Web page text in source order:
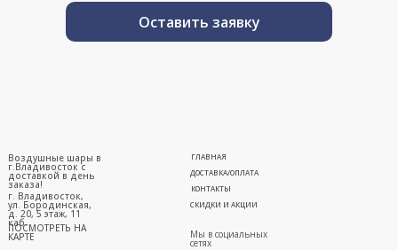
Оставить заявку
г. Владивосток,
ул. Бородинская,
д. 20, 5 этаж, 11
каб.
ПОСМОТРЕТЬ НА
КАРТЕ
ГЛАВНАЯ
ДОСТАВКА/ОПЛАТА
СКИДКИ И АКЦИИ
КОНТАКТЫ
Воздушные шары в
г.Владивосток с
доставкой в день
заказа!
Мы в социальных
сетях